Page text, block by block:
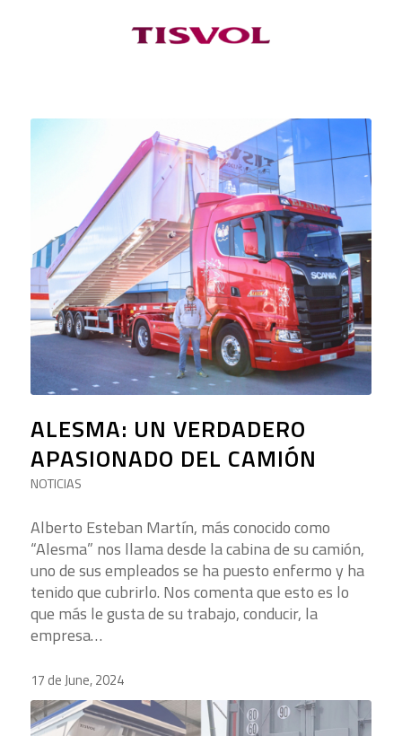
ALESMA: UN VERDADERO
APASIONADO DEL CAMIÓN
NOTICIAS
Alberto Esteban Martín, más conocido como
“Alesma” nos llama desde la cabina de su camión,
uno de sus empleados se ha puesto enfermo y ha
tenido que cubrirlo. Nos comenta que esto es lo
que más le gusta de su trabajo, conducir, la
empresa…
17 de June, 2024